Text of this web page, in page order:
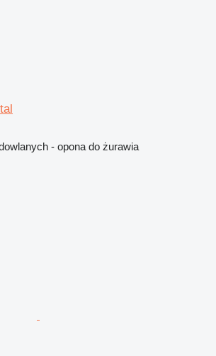
- opona do żurawia